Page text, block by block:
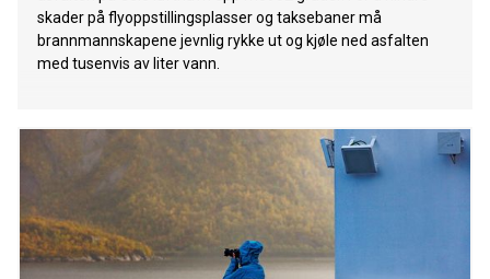
skader på flyoppstillingsplasser og taksebaner må
brannmannskapene jevnlig rykke ut og kjøle ned asfalten
med tusenvis av liter vann.